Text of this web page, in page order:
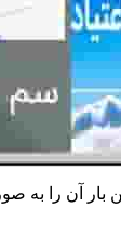
آن را به